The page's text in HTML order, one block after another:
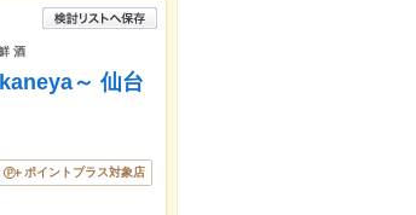
酒
～ 仙台
ポイントプラス対象店